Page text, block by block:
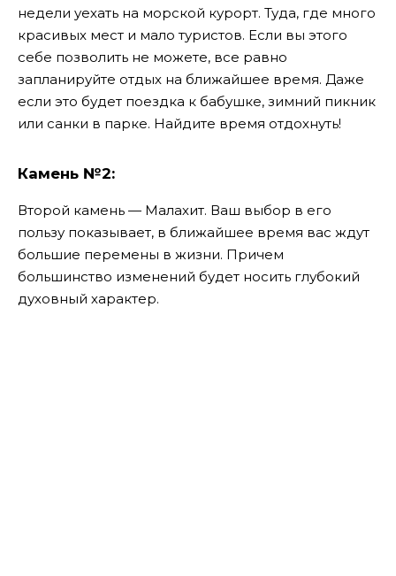
недели уехать на морской курорт. Туда, где много
красивых мест и мало туристов. Если вы этого
себе позволить не можете, все равно
запланируйте отдых на ближайшее время. Даже
если это будет поездка к бабушке, зимний пикник
или санки в парке. Найдите время отдохнуть!
Камень №2:
Второй камень — Малахит. Ваш выбор в его
пользу показывает, в ближайшее время вас ждут
большие перемены в жизни. Причем
большинство изменений будет носить глубокий
духовный характер.